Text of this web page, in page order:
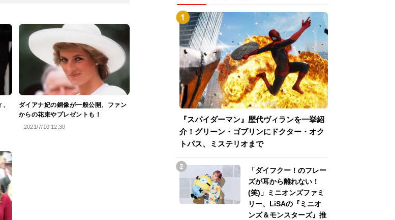
ダイアナ妃の銅像が一般公開、ファン
からの花束やプレゼントも！
2021/7/10 12:30
『スパイダーマン』歴代ヴィランを一挙紹
介！グリーン・ゴブリンにドクター・オク
トパス、ミステリオまで
「ダイフクー！のフレー
ズが耳から離れない！
(笑)」ミニオンズファミ
リー、LiSAの『ミニオ
ンズ＆モンスターズ』推